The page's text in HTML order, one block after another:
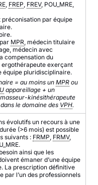
, FREP, FREV, POU_MRE,
préconisation par équipe
MPR, médecin titulaire
médecin avec
compensation du
ergothérapeute exerçant
équipe pluridisciplinaire.
= au moins unMPR ou
appareillage + un
kinésithérapeute
le domaine des VPH.
évolutifs un recours à une
(>6 mois) est possible
suivants : FRMP, FRMV,
ainsi que les
émaner d’une équipe
La prescription définitive
par l’un des professionnels